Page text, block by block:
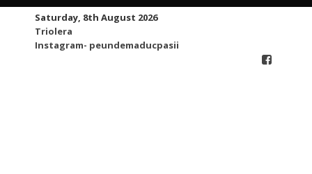
Saturday, 8th August 2026
Triolera
Instagram- peundemaducpasii